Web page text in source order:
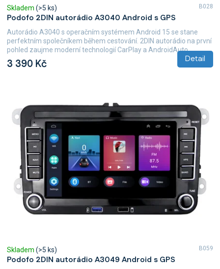
Podofo 2DIN autorádio A3040 Android s GPS
Skladem (>5 ks)
3 390 Kč Detail
Autorádio A3040 s operačním systémem Android 15 se stane
perfektním společníkem během cestování. 2DIN autorádio na první
pohled zaujme moderní technologií CarPlay a AndroidAuto,...
B028
Podofo 2DIN autorádio A3049 Android s GPS
Skladem (>5 ks) B059